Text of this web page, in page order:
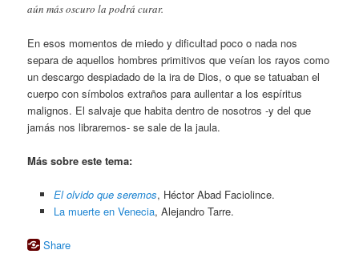
aún más oscuro la podrá curar.
En esos momentos de miedo y dificultad poco o nada nos
separa de aquellos hombres primitivos que veían los rayos como
un descargo despiadado de la ira de Dios, o que se tatuaban el
cuerpo con símbolos extraños para aullentar a los espíritus
malignos. El salvaje que habita dentro de nosotros -y del que
jamás nos libraremos- se sale de la jaula.
Más sobre este tema:
El olvido que seremos, Héctor Abad Faciolince.
La muerte en Venecia, Alejandro Tarre.
Share